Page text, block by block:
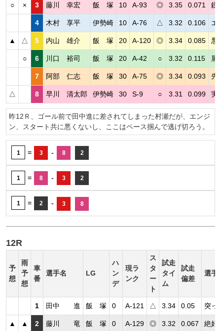
○ × 3 藤川 幸宏 飯 塚 10 A-93 ◎ 3.35 0.071 鋭
4 木村 享平 伊勢崎 10 A-76 △ 3.32 0.106 エ
▲ △ 5 内山 雄介 飯 塚 20 A-120 ◎ 3.34 0.085 悪
○ 6 川口 裕司 飯 塚 20 A-42 ○ 3.32 0.115 展
7 阿部 仁志 飯 塚 30 A-75 ◎ 3.34 0.093 先
△ 8 早川 清太郎 伊勢崎 30 S-9 ○ 3.31 0.099 実
昨12Ｒ、ゴール前で田中進に差されてしまった村瀬だが、エンジ
ン、スタート共に悪くないし、ここはペース掴んで逃げ切ろう。
1 = 3 - 8 2
1 = 8 - 3 2
1 = 2 - 3 8
12R
予
想
雨
予
想
車
番
選手名 LG
ハ
ン
デ
現ラ
ンク
ス
タ
ー
ト
試走
タイ
ム
試走
偏差
選手
1 田中 進 飯 塚 0 A-121 △ 3.34 0.05 突っ
▲ ▲ 2 藤川 竜 飯 塚 0 A-129 ◎ 3.32 0.067 絶好